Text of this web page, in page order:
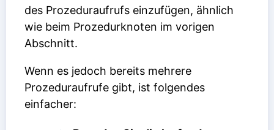
des Prozeduraufrufs einzufügen, ähnlich
wie beim Prozedurknoten im vorigen
Abschnitt.
Wenn es jedoch bereits mehrere
Prozeduraufrufe gibt, ist folgendes
einfacher: